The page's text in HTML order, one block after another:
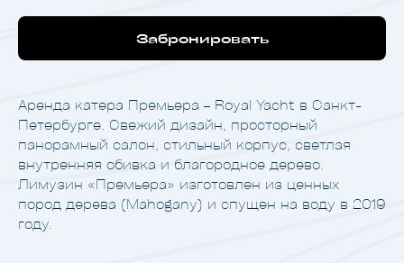
Забронировать
Аренда катера Премьера – Royal Yacht в Санкт-
Петербурге. Свежий дизайн, просторный
панорамный салон, стильный корпус, светлая
внутренняя обивка и благородное дерево.
Лимузин «Премьера» изготовлен из ценных
пород дерева (Mahogany) и спущен на воду в 2019
году.